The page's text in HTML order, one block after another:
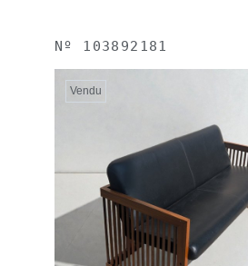
Nº 103892181
Vendu